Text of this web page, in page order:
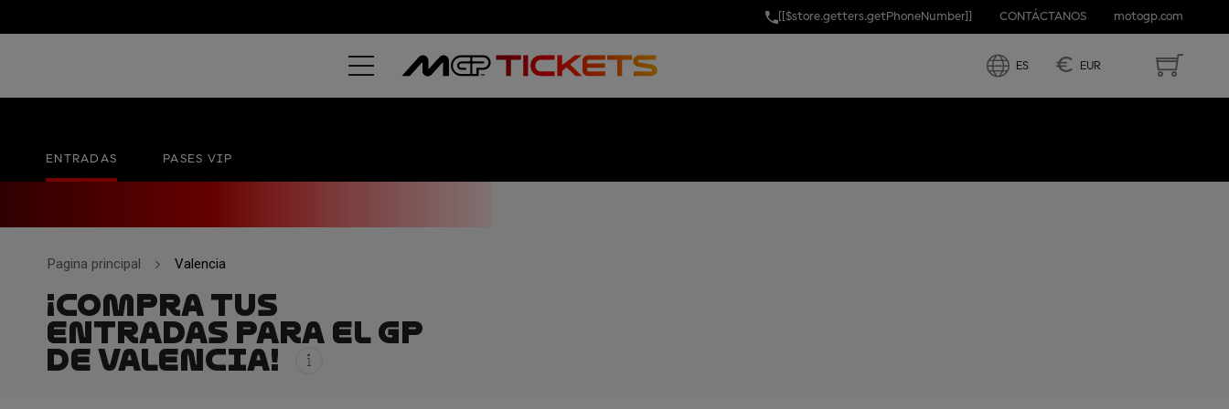
[[$store.getters.getPhoneNumber]] CONTÁCTANOS motogp.com
ES € EUR
MOTUL GRAND PRIX OF VALENCIA
ENTRADAS PASES VIP
Pagina principal Valencia
¡COMPRA TUS
ENTRADAS PARA EL GP
DE VALENCIA!